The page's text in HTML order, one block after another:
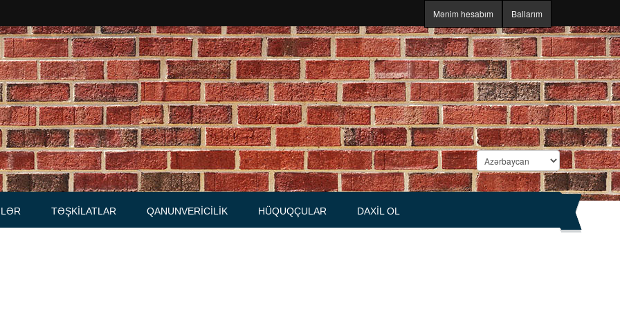
Mənim hesabım Ballarım
qaydalar
TƏŞKILATLAR
Məhkəmələr
Notariuslar
Prokurorluqlar
Vəkil qurumları
QANUNVERICILIK HÜQUQÇULAR DAXIL OL